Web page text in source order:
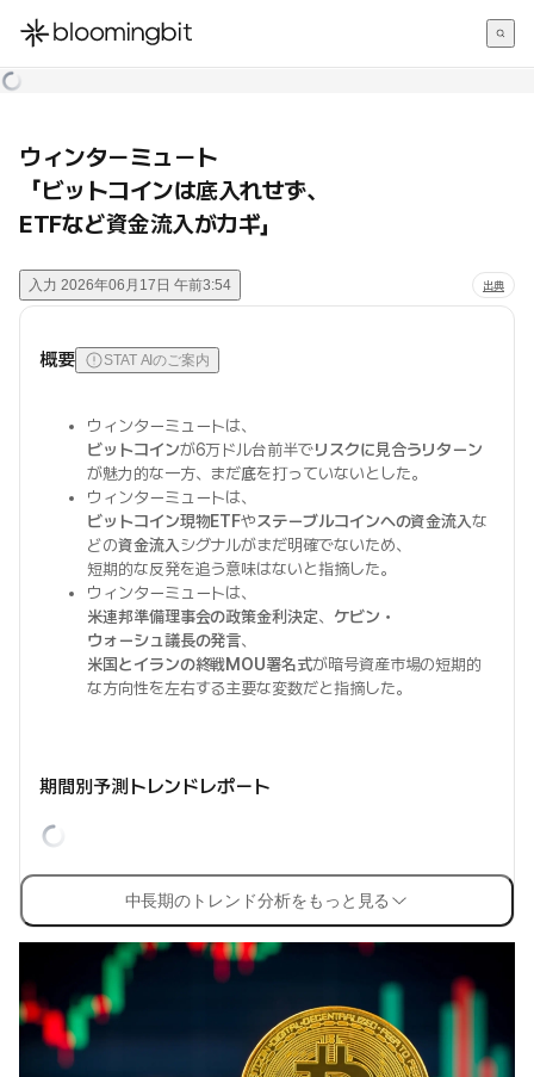
한국어
ウィンターミュート
「ビットコインは底入れせず、
ETFなど資金流入がカギ」
入力 2026年06月17日 午前3:54 出典
概要 STAT AIのご案内
ウィンターミュートは、
ビットコインが6万ドル台前半でリスクに見合うリターン
が魅力的な一方、まだ底を打っていないとした。
ウィンターミュートは、
ビットコイン現物ETFやステーブルコインへの資金流入な
どの資金流入シグナルがまだ明確でないため、
短期的な反発を追う意味はないと指摘した。
ウィンターミュートは、
米連邦準備理事会の政策金利決定、 ケビン・
ウォーシュ議長の発言、
米国とイランの終戦MOU署名式が暗号資産市場の短期的
な方向性を左右する主要な変数だと指摘した。
期間別予測トレンドレポート
中長期のトレンド分析をもっと見る